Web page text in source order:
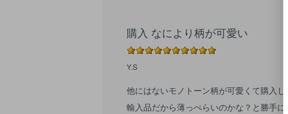
購入 なにより柄が可愛い
Y.S
他にはないモノトーン柄が可愛くて購入し
輸入品だから薄っぺらいのかな？と勝手